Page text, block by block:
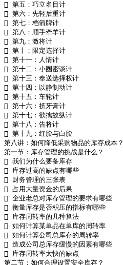
 第五：巧立名目计
 第六：先轻后重计
 第七：档箭牌计
 第八：顺手牵羊计
 第九：激将计
 第十：限定选择计
 第十一：人情计
 第十二：小圈密谈计
 第十三：奉送选择权计
 第十四：以静制动计
 第十五：车轮计
 第十六：挤牙膏计
 第十七：欲擒故纵计
 第十八：告将计
 第十九：红脸与白脸
第八讲：如何降低采购物品的库存成本？
第一节：库存管理的挑战是什么？
 我们为什么要备库存
 库存过高的缺点有哪些
 财务管理的三张表
 占用大量资金的后果
 企业老总对库存管理的要求有哪些
 衡量库存是否积压的指标有哪些
 库存周转率的几种算法
 如何计算某单品在单库的周转率
 如何计算公司总库存的周转率
 造成公司总库存缓慢的因素有哪些
 库存周转率太快的缺点
第二节：如何合理设置安全库存？